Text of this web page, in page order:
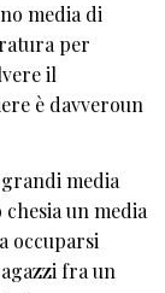
media di
per
il
è davveroun
media
un media
occuparsi
fra un